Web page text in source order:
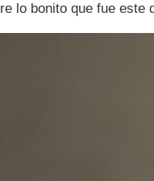
lo bonito que fue este